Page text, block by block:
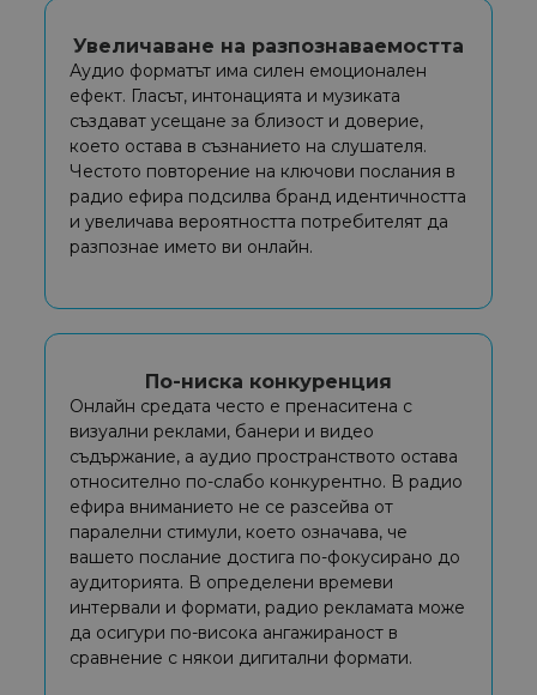
Увеличаване на разпознаваемостта
Аудио форматът има силен емоционален
ефект. Гласът, интонацията и музиката
създават усещане за близост и доверие,
което остава в съзнанието на слушателя.
Честото повторение на ключови послания в
радио ефира подсилва бранд идентичността
и увеличава вероятността потребителят да
разпознае името ви онлайн.
По-ниска конкуренция
Онлайн средата често е пренаситена с
визуални реклами, банери и видео
съдържание, а аудио пространството остава
относително по-слабо конкурентно. В радио
ефира вниманието не се разсейва от
паралелни стимули, което означава, че
вашето послание достига по-фокусирано до
аудиторията. В определени времеви
интервали и формати, радио рекламата може
да осигури по-висока ангажираност в
сравнение с някои дигитални формати.